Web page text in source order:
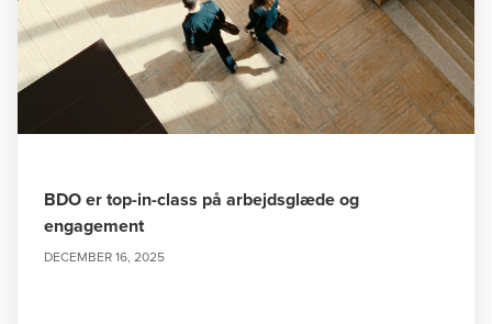
BDO er top-in-class på arbejdsglæde og
engagement
DECEMBER 16, 2025